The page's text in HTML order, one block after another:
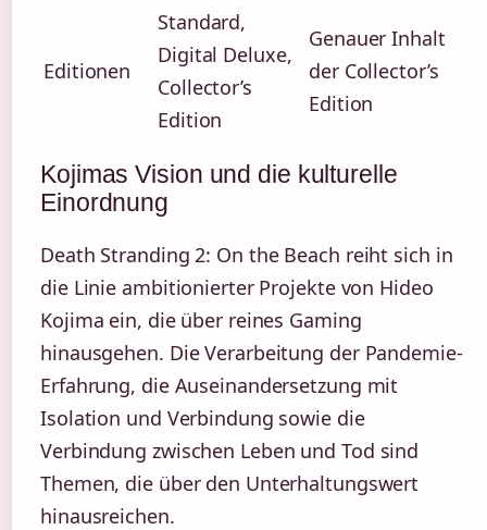
Editionen
Standard,
Digital Deluxe,
Collector’s
Edition
Genauer Inhalt
der Collector’s
Edition
Kojimas Vision und die kulturelle
Einordnung
Death Stranding 2: On the Beach reiht sich in
die Linie ambitionierter Projekte von Hideo
Kojima ein, die über reines Gaming
hinausgehen. Die Verarbeitung der Pandemie-
Erfahrung, die Auseinandersetzung mit
Isolation und Verbindung sowie die
Verbindung zwischen Leben und Tod sind
Themen, die über den Unterhaltungswert
hinausreichen.